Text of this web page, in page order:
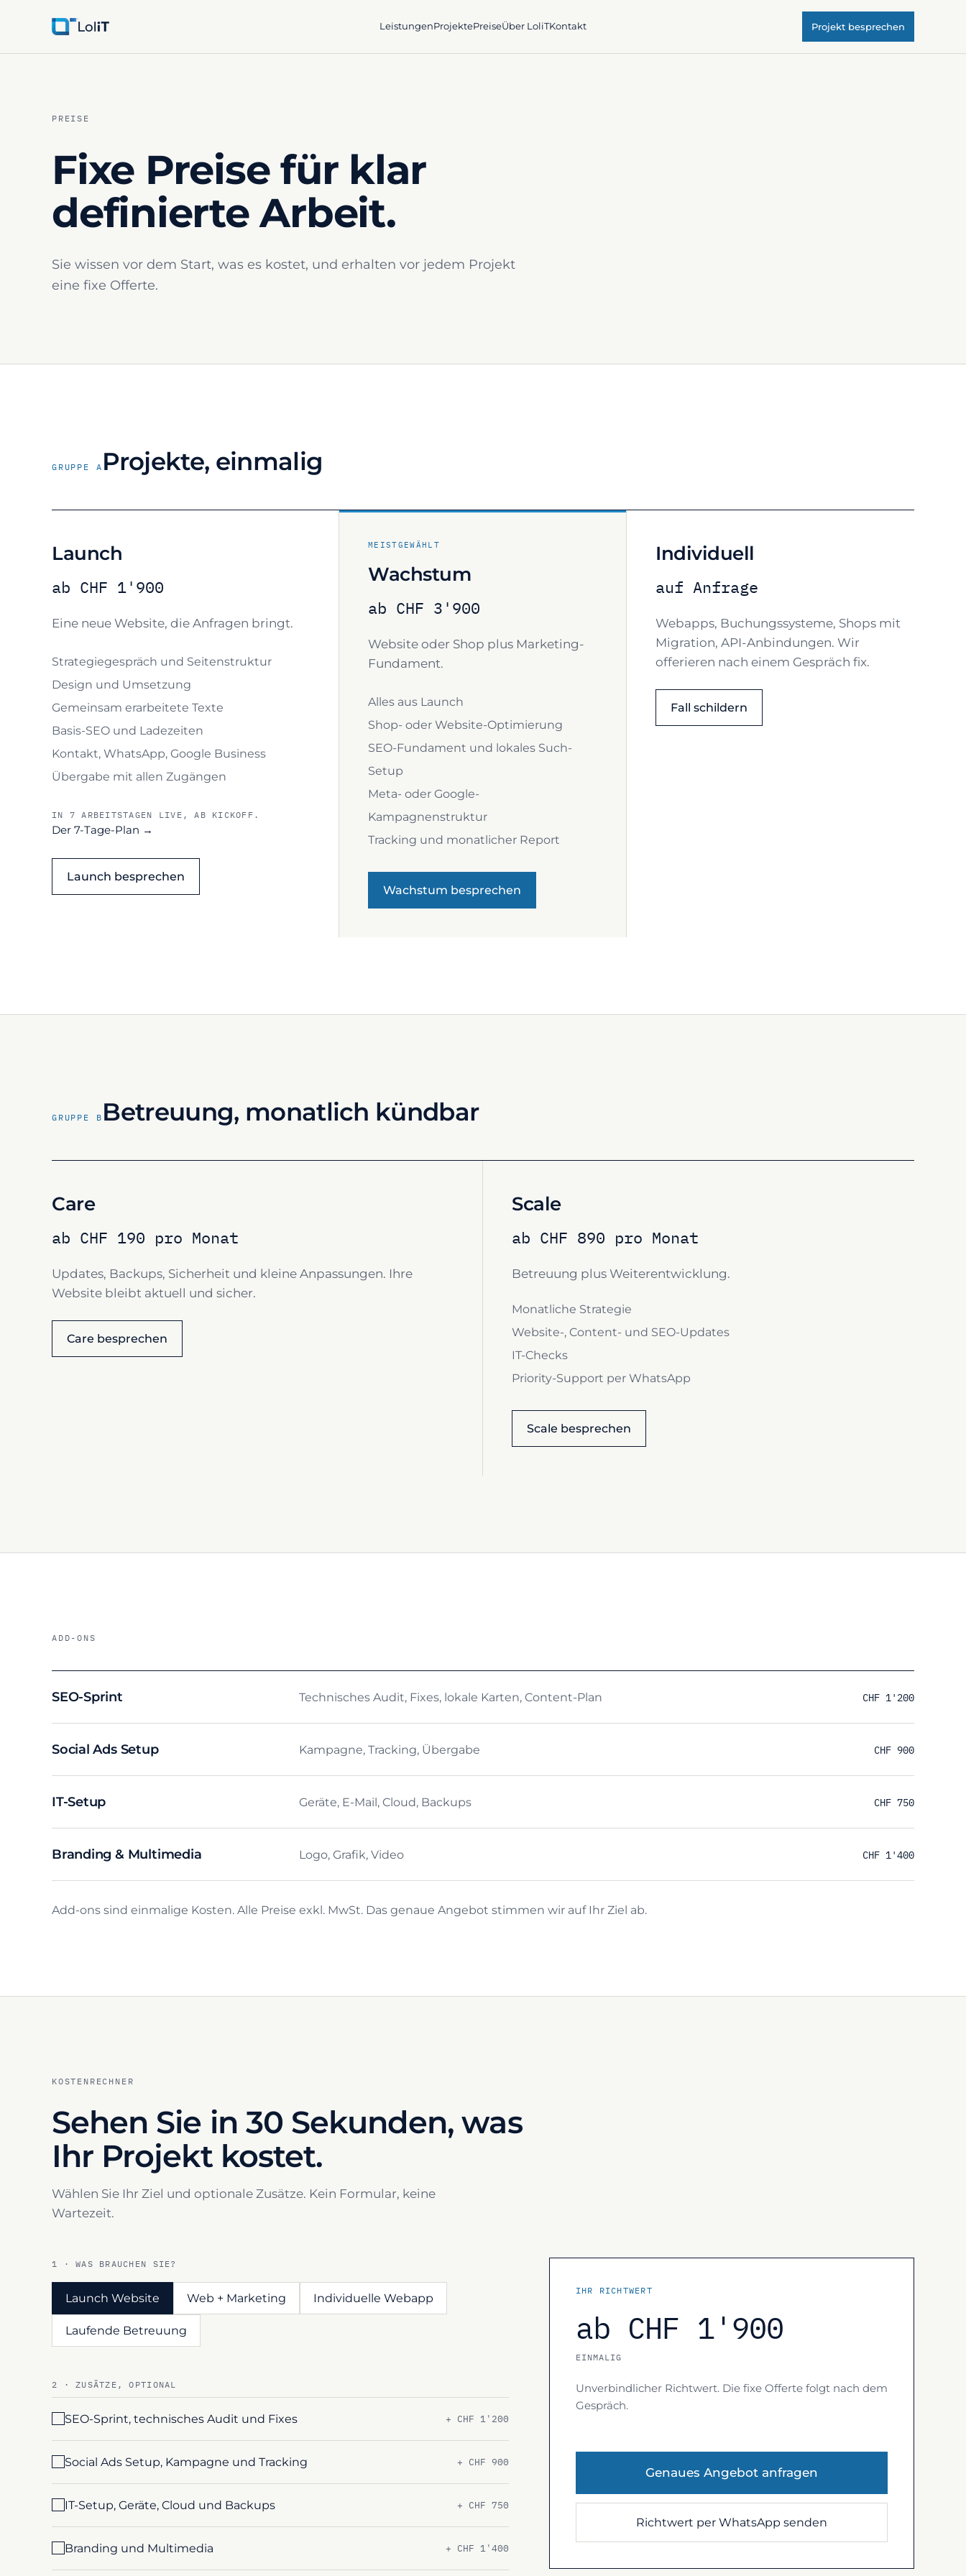
LeistungenProjektePreiseÜber LoliTKontakt Projekt besprechen
PREISE
Fixe Preise für klar
definierte Arbeit.
Sie wissen vor dem Start, was es kostet, und erhalten vor jedem Projekt
eine fixe Offerte.
GRUPPE A Projekte, einmalig
Launch
ab CHF 1'900
Eine neue Website, die Anfragen bringt.
Strategiegespräch und Seitenstruktur
Design und Umsetzung
Gemeinsam erarbeitete Texte
Basis-SEO und Ladezeiten
Kontakt, WhatsApp, Google Business
Übergabe mit allen Zugängen
IN 7 ARBEITSTAGEN LIVE, AB KICKOFF.
Der 7-Tage-Plan →
Launch besprechen
MEISTGEWÄHLT
Wachstum
ab CHF 3'900
Website oder Shop plus Marketing-
Fundament.
Alles aus Launch
Shop- oder Website-Optimierung
SEO-Fundament und lokales Such-
Setup
Meta- oder Google-
Kampagnenstruktur
Tracking und monatlicher Report
Wachstum besprechen
Individuell
auf Anfrage
Webapps, Buchungssysteme, Shops mit
Migration, API-Anbindungen. Wir
offerieren nach einem Gespräch fix.
Fall schildern
GRUPPE B Betreuung, monatlich kündbar
Care
ab CHF 190 pro Monat
Updates, Backups, Sicherheit und kleine Anpassungen. Ihre
Website bleibt aktuell und sicher.
Care besprechen
Scale
ab CHF 890 pro Monat
Betreuung plus Weiterentwicklung.
Monatliche Strategie
Website-, Content- und SEO-Updates
IT-Checks
Priority-Support per WhatsApp
Scale besprechen
ADD-ONS
SEO-Sprint Technisches Audit, Fixes, lokale Karten, Content-Plan CHF 1'200
Social Ads Setup Kampagne, Tracking, Übergabe CHF 900
IT-Setup Geräte, E-Mail, Cloud, Backups CHF 750
Branding & Multimedia Logo, Grafik, Video CHF 1'400
Add-ons sind einmalige Kosten. Alle Preise exkl. MwSt. Das genaue Angebot stimmen wir auf Ihr Ziel ab.
KOSTENRECHNER
Sehen Sie in 30 Sekunden, was
Ihr Projekt kostet.
Wählen Sie Ihr Ziel und optionale Zusätze. Kein Formular, keine
Wartezeit.
1 · WAS BRAUCHEN SIE?
Launch Website Web + Marketing Individuelle Webapp
Laufende Betreuung
2 · ZUSÄTZE, OPTIONAL
SEO-Sprint, technisches Audit und Fixes + CHF 1'200
Social Ads Setup, Kampagne und Tracking + CHF 900
IT-Setup, Geräte, Cloud und Backups + CHF 750
Branding und Multimedia + CHF 1'400
IHR RICHTWERT
ab CHF 1'900
EINMALIG
Unverbindlicher Richtwert. Die fixe Offerte folgt nach dem
Gespräch.
Genaues Angebot anfragen
Richtwert per WhatsApp senden